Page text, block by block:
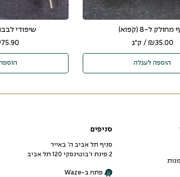
מחולק ל-8 (קפוא)
₪35.00 / ק"ג
הוספה לעגלה
שיפודי
75.90
סניפים
סניף תל אביב ה’ באייר
2 פינת ז’בוטינסקי 120 תל אביב
פתח ב-Waze